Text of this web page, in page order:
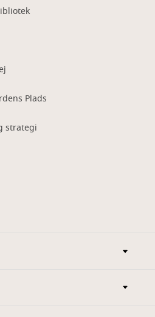
Plads
strategi